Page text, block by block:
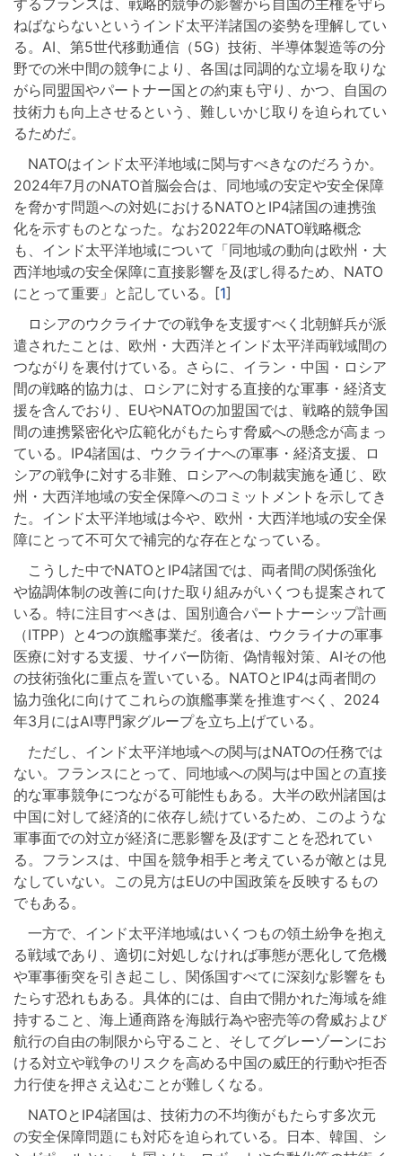
ねばならないというインド太平洋諸国の姿勢を理解してい
る。AI、第5世代移動通信（5G）技術、半導体製造等の分
野での米中間の競争により、各国は同調的な立場を取りな
がら同盟国やパートナー国との約束も守り、かつ、自国の
技術力も向上させるという、難しいかじ取りを迫られてい
るためだ。
NATOはインド太平洋地域に関与すべきなのだろうか。
2024年7月のNATO首脳会合は、同地域の安定や安全保障
を脅かす問題への対処におけるNATOとIP4諸国の連携強
化を示すものとなった。なお2022年のNATO戦略概念
も、インド太平洋地域について「同地域の動向は欧州・大
西洋地域の安全保障に直接影響を及ぼし得るため、NATO
にとって重要」と記している。[1]
ロシアのウクライナでの戦争を支援すべく北朝鮮兵が派
遣されたことは、欧州・大西洋とインド太平洋両戦域間の
つながりを裏付けている。さらに、イラン・中国・ロシア
間の戦略的協力は、ロシアに対する直接的な軍事・経済支
援を含んでおり、EUやNATOの加盟国では、戦略的競争国
間の連携緊密化や広範化がもたらす脅威への懸念が高まっ
ている。IP4諸国は、ウクライナへの軍事・経済支援、ロ
シアの戦争に対する非難、ロシアへの制裁実施を通じ、欧
州・大西洋地域の安全保障へのコミットメントを示してき
た。インド太平洋地域は今や、欧州・大西洋地域の安全保
障にとって不可欠で補完的な存在となっている。
こうした中でNATOとIP4諸国では、両者間の関係強化
や協調体制の改善に向けた取り組みがいくつも提案されて
いる。特に注目すべきは、国別適合パートナーシップ計画
（ITPP）と4つの旗艦事業だ。後者は、ウクライナの軍事
医療に対する支援、サイバー防衛、偽情報対策、AIその他
の技術強化に重点を置いている。NATOとIP4は両者間の
協力強化に向けてこれらの旗艦事業を推進すべく、2024
年3月にはAI専門家グループを立ち上げている。
ただし、インド太平洋地域ヘの関与はNATOの任務では
ない。フランスにとって、同地域への関与は中国との直接
的な軍事競争につながる可能性もある。大半の欧州諸国は
中国に対して経済的に依存し続けているため、このような
軍事面での対立が経済に悪影響を及ぼすことを恐れてい
る。フランスは、中国を競争相手と考えているが敵とは見
なしていない。この見方はEUの中国政策を反映するもの
でもある。
一方で、インド太平洋地域はいくつもの領土紛争を抱え
る戦域であり、適切に対処しなければ事態が悪化して危機
や軍事衝突を引き起こし、関係国すべてに深刻な影響をも
たらす恐れもある。具体的には、自由で開かれた海域を維
持すること、海上通商路を海賊行為や密売等の脅威および
航行の自由の制限から守ること、そしてグレーゾーンにお
ける対立や戦争のリスクを高める中国の威圧的行動や拒否
力行使を押さえ込むことが難しくなる。
NATOとIP4諸国は、技術力の不均衡がもたらす多次元
の安全保障問題にも対応を迫られている。日本、韓国、シ